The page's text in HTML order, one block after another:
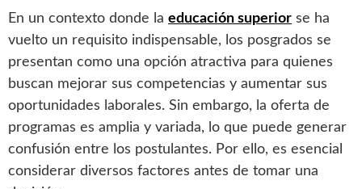
En un contexto donde la educación superior se ha
vuelto un requisito indispensable, los posgrados se
presentan como una opción atractiva para quienes
buscan mejorar sus competencias y aumentar sus
oportunidades laborales. Sin embargo, la oferta de
programas es amplia y variada, lo que puede generar
confusión entre los postulantes. Por ello, es esencial
considerar diversos factores antes de tomar una